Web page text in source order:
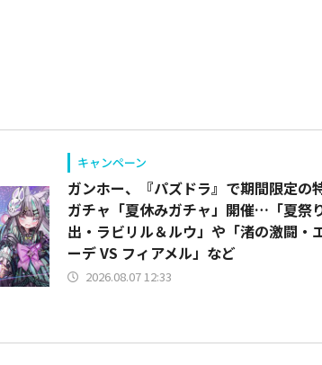
キャンペーン
ガンホー、『パズドラ』で期間限定の
ガチャ「夏休みガチャ」開催…「夏祭
出・ラビリル＆ルウ」や「渚の激闘・
ーデ VS フィアメル」など
2026.08.07 12:33